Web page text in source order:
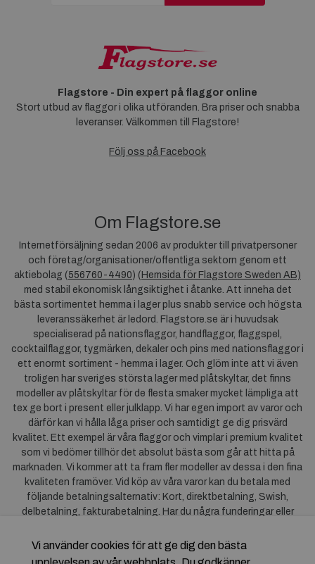
Flagstore - Din expert på flaggor online
Stort utbud av flaggor i olika utföranden. Bra priser och snabba
leveranser. Välkommen till Flagstore!
Följ oss på Facebook
Om Flagstore.se
Internetförsäljning sedan 2006 av produkter till privatpersoner
och företag/organisationer/offentliga sektorn genom ett
aktiebolag (556760-4490) ( Hemsida för Flagstore Sweden AB)
med stabil ekonomisk långsiktighet i åtanke. Att inneha det
bästa sortimentet hemma i lager plus snabb service och högsta
leveranssäkerhet är ledord. Flagstore.se är i huvudsak
specialiserad på nationsflaggor, handflaggor, flaggspel,
cocktailflaggor, tygmärken, dekaler och pins med nationsflaggor i
ett enormt sortiment - hemma i lager. Och glöm inte att vi även
troligen har sveriges största lager med plåtskyltar, det finns
modeller av plåtskyltar för de flesta smaker mycket lämpliga att
tex ge bort i present eller julklapp. Vi har egen import av varor och
därför kan vi hålla låga priser och samtidigt ge dig prisvärd
kvalitet. Ett exempel är våra flaggor och vimplar i premium kvalitet
som vi bedömer tillhör det absolut bästa som går att hitta på
marknaden. Vi kommer att ta fram fler modeller av dessa i den fina
kvaliteten framöver. Vid köp av våra varor kan du betala med
följande betalningsalternativ: Kort, direktbetalning, Swish,
delbetalning, fakturabetalning. Har du några funderingar eller
dig till oss. För frågor kring Klarna kan duklicka här
Vi använder cookies för att ge dig den bästa